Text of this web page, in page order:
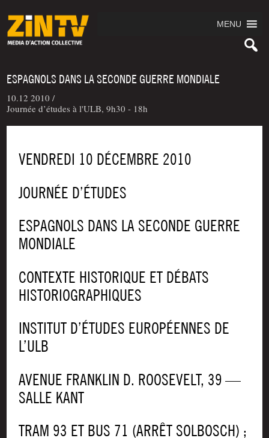
MENU
ESPAGNOLS DANS LA SECONDE GUERRE MONDIALE
10.12 2010 /
Journée d’études à l'ULB, 9h30 - 18h
VENDREDI 10 DÉCEMBRE 2010
JOUR­NÉE D’ÉTUDES
ESPAGNOLS DANS LA SECONDE GUERRE
MONDIALE
CONTEXTE HIS­TO­RIQUE ET DÉBATS
HISTORIOGRAPHIQUES
INSTITUT D’ÉTUDES EUROPÉENNES DE
L’ULB
AVE­NUE FRANK­LIN D. ROO­SE­VELT, 39 —
SALLE KANT
TRAM 93 ET BUS 71 (ARRÊT SOL­BOSCH) ;